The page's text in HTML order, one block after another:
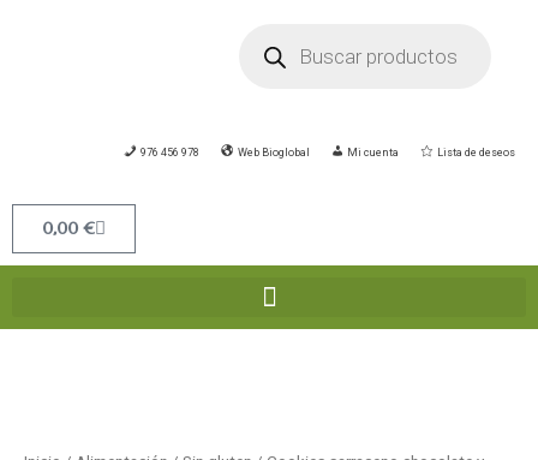
productos
976 456 978 Web Bioglobal Mi cuenta Lista de deseos
0,00 €Carrito
y